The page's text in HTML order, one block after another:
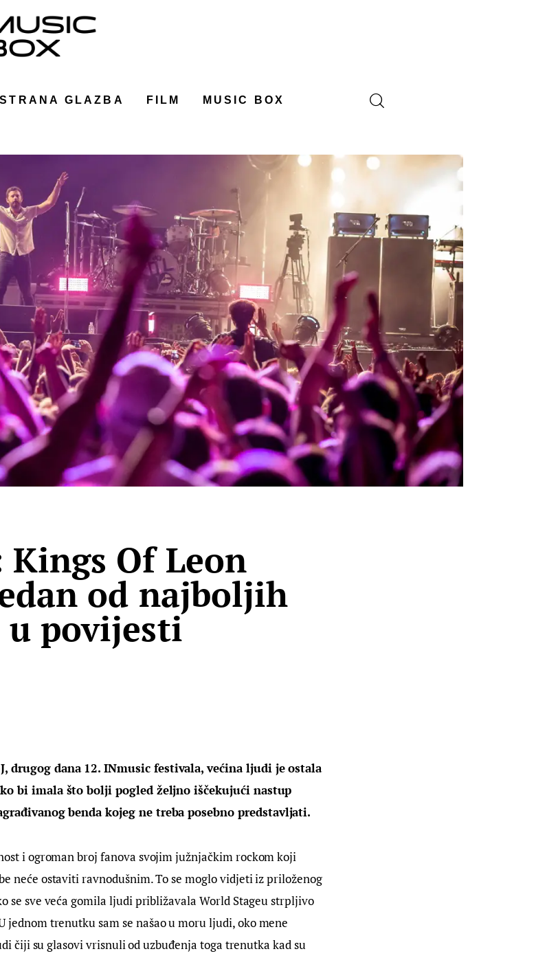
STRANA GLAZBA FILM MUSIC BOX
Kings Of Leon
od najboljih
u povijesti
drugog dana 12. INmusic festivala, većina ljudi je ostala
bi imala što bolji pogled željno iščekujući nastup
benda kojeg ne treba posebno predstavljati.
i ogroman broj fanova svojim južnjačkim rockom koji
neće ostaviti ravnodušnim. To se moglo vidjeti iz priloženog
se sve veća gomila ljudi približavala World Stageu strpljivo
jednom trenutku sam se našao u moru ljudi, oko mene
čiji su glasovi vrisnuli od uzbuđenja toga trenutka kad su